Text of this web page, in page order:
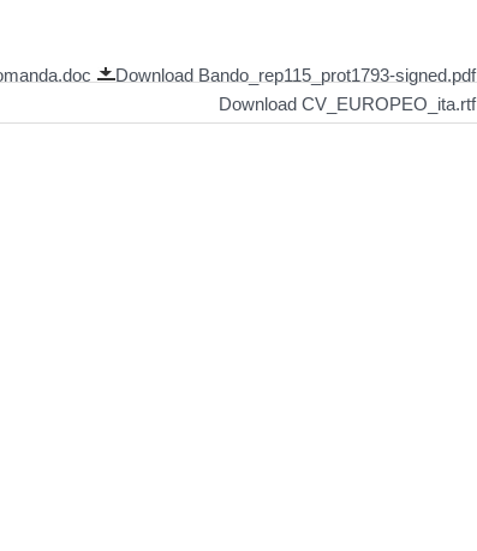
Download Bando_rep115_prot1793-signed.pdf
Download CV_EUROPEO_ita.rtf